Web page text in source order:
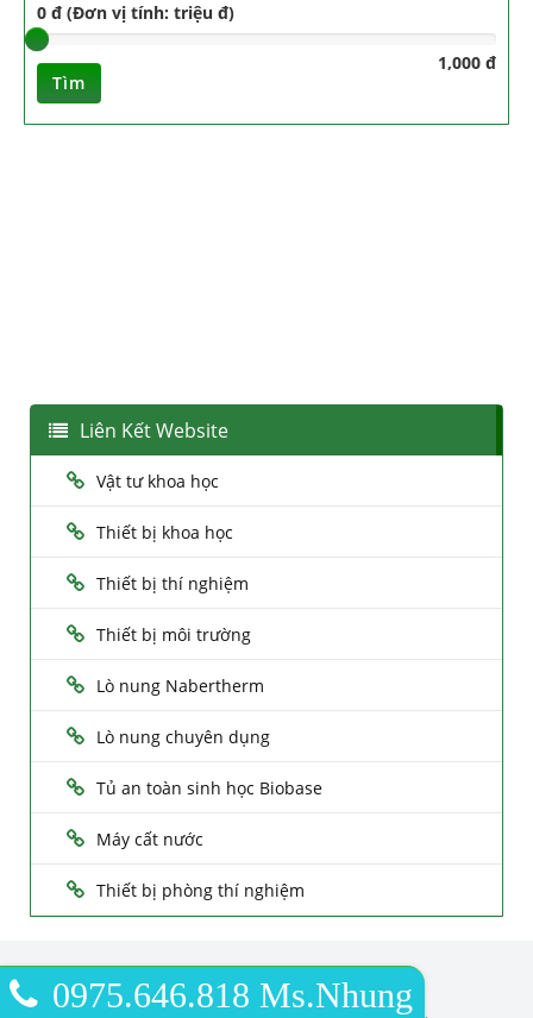
0 đ (Đơn vị tính: triệu đ)
1,000 đ
Tìm
Liên Kết Website
Vật tư khoa học
Thiết bị khoa học
Thiết bị thí nghiệm
Thiết bị môi trường
Lò nung Nabertherm
Lò nung chuyên dụng
Tủ an toàn sinh học Biobase
Máy cất nước
Thiết bị phòng thí nghiệm
STECH INTERNATIONAL ., LTD
0975.646.818 Ms.Nhung